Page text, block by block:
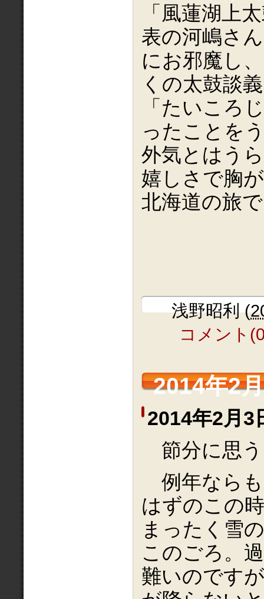
「風蓮湖上
表の河嶋さ
にお邪魔し
くの太鼓談
「たいころ
ったことを
外気とはう
嬉しさで胸
北海道の旅
浅野昭利(
コメント
2014年2
2014年2月3
節分に思う
例年なら
はずのこの
まったく雪
このごろ。
難いのです